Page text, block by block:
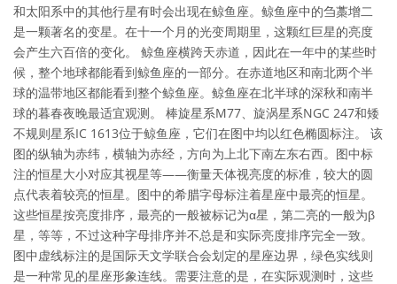
和太阳系中的其他行星有时会出现在鲸鱼座。鲸鱼座中的刍藁增二
是一颗著名的变星。在十一个月的光变周期里，这颗红巨星的亮度
会产生六百倍的变化。 鲸鱼座横跨天赤道，因此在一年中的某些时
候，整个地球都能看到鲸鱼座的一部分。在赤道地区和南北两个半
球的温带地区都能看到整个鲸鱼座。鲸鱼座在北半球的深秋和南半
球的暮春夜晚最适宜观测。 棒旋星系M77、旋涡星系NGC 247和矮
不规则星系IC 1613位于鲸鱼座，它们在图中均以红色椭圆标注。 该
图的纵轴为赤纬，横轴为赤经，方向为上北下南左东右西。图中标
注的恒星大小对应其视星等——衡量天体视亮度的标准，较大的圆
点代表着较亮的恒星。图中的希腊字母标注着星座中最亮的恒星。
这些恒星按亮度排序，最亮的一般被标记为α星，第二亮的一般为β
星，等等，不过这种字母排序并不总是和实际亮度排序完全一致。
图中虚线标注的是国际天文学联合会划定的星座边界，绿色实线则
是一种常见的星座形象连线。需要注意的是，在实际观测时，这些